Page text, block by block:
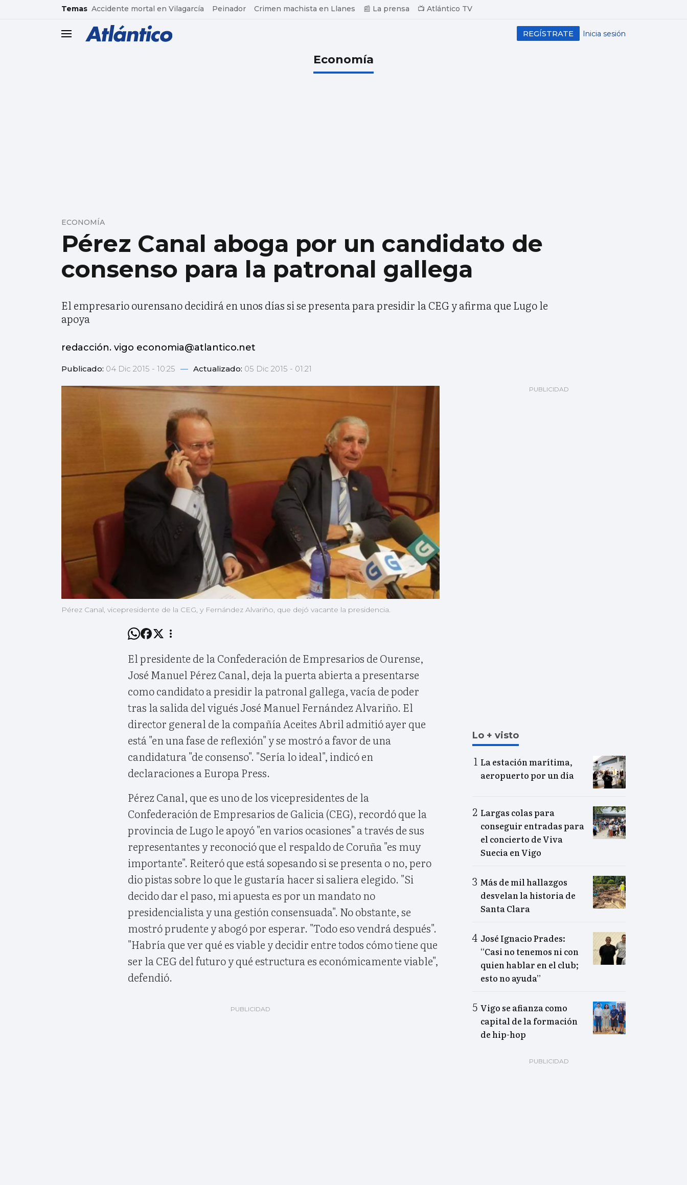
common.go-to-content
Temas Accidente mortal en Vilagarcía Peinador Crimen machista en Llanes 📰 La prensa 📺 Atlántico TV
header.menu.open Inicia sesión
REGÍSTRATE
Economía
Pérez Canal aboga por un candidato de
consenso para la patronal gallega
ECONOMÍA
El empresario ourensano decidirá en unos días si se presenta para presidir la CEG y afirma que Lugo le
apoya
redacción. vigo economia@atlantico.net
Publicado: 04 Dic 2015 - 10:25 — Actualizado: 05 Dic 2015 - 01:21
Pérez Canal, vicepresidente de la CEG, y Fernández Alvariño, que dejó vacante la presidencia.
El presidente de la Confederación de Empresarios de Ourense,
José Manuel Pérez Canal, deja la puerta abierta a presentarse
como candidato a presidir la patronal gallega, vacía de poder
tras la salida del vigués José Manuel Fernández Alvariño. El
director general de la compañía Aceites Abril admitió ayer que
está "en una fase de reflexión" y se mostró a favor de una
candidatura "de consenso". "Sería lo ideal", indicó en
declaraciones a Europa Press.
Pérez Canal, que es uno de los vicepresidentes de la
Confederación de Empresarios de Galicia (CEG), recordó que la
provincia de Lugo le apoyó "en varios ocasiones" a través de sus
representantes y reconoció que el respaldo de Coruña "es muy
importante". Reiteró que está sopesando si se presenta o no, pero
dio pistas sobre lo que le gustaría hacer si saliera elegido. "Si
decido dar el paso, mi apuesta es por un mandato no
presidencialista y una gestión consensuada". No obstante, se
mostró prudente y abogó por esperar. "Todo eso vendrá después".
"Habría que ver qué es viable y decidir entre todos cómo tiene que
ser la CEG del futuro y qué estructura es económicamente viable",
defendió.
Lo + visto
La estación marítima,
aeropuerto por un día
Largas colas para
conseguir entradas para
el concierto de Viva
Suecia en Vigo
Más de mil hallazgos
desvelan la historia de
Santa Clara
José Ignacio Prades:
“Casi no tenemos ni con
quien hablar en el club;
esto no ayuda”
Vigo se afianza como
capital de la formación
de hip-hop